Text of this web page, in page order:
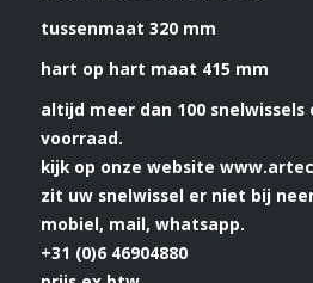
tussenmaat 320 mm
hart op hart maat 415 mm
altijd meer dan 100
voorraad.
kijk op onze website
zit uw snelwissel er niet bij
mobiel, mail, whatsapp.
+31 (0)6 46904880